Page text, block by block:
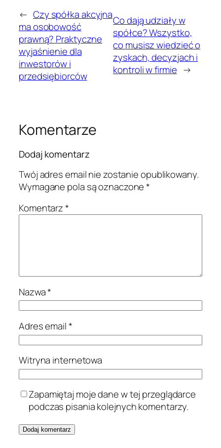
← Czy spółka akcyjna
ma osobowość
prawną? Praktyczne
wyjaśnienie dla
inwestorów i
przedsiębiorców
Co dają udziały w
spółce? Wszystko,
co musisz wiedzieć o
zyskach, decyzjach i
kontroli w firmie →
Komentarze
Dodaj komentarz
Twój adres email nie zostanie opublikowany.
Wymagane pola są oznaczone*
Komentarz*
Nazwa*
Adres email*
Witryna internetowa
Zapamiętaj moje dane w tej przeglądarce
podczas pisania kolejnych komentarzy.